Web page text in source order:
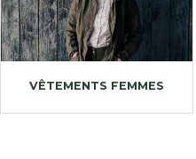
VÊTEMENTS FEMMES